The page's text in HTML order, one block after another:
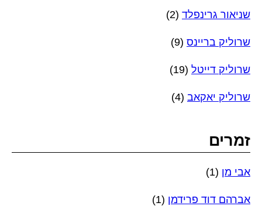
שניאור גרינפלד (2)
שרוליק בריינס (9)
שרוליק דייטל (19)
שרוליק יאקאב (4)
זמרים
אבי מן (1)
אברהם דוד פרידמן (1)